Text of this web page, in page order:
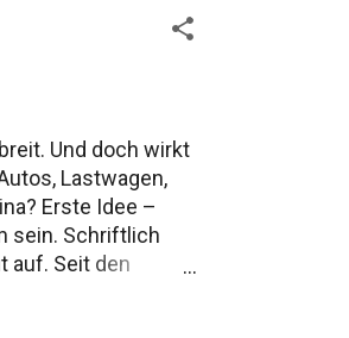
Und doch wirkt
Lastwagen,
Erste Idee –
sein. Schriftlich
auf. Seit den